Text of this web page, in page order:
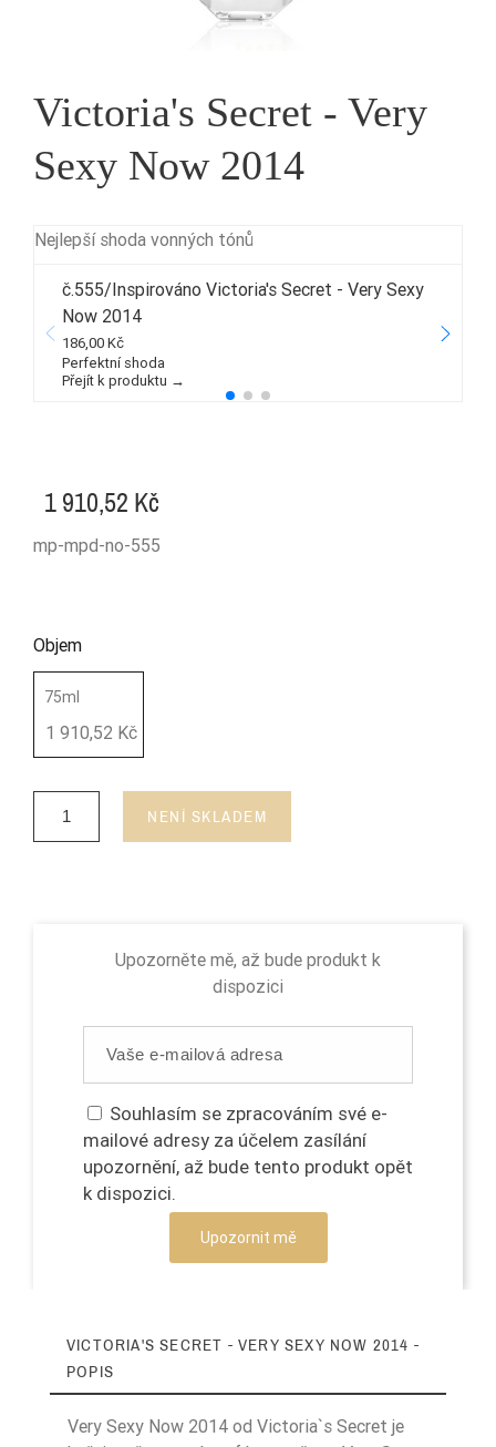
Victoria's Secret - Very
Sexy Now 2014
Nejlepší shoda vonných tónů
č.555/Inspirováno Victoria's Secret - Very Sexy
Now 2014
186,00 Kč
Perfektní shoda
Přejít k produktu →
1 910,52 Kč
mp-mpd-no-555
Objem
75ml
1 910,52 Kč
NENÍ SKLADEM
Upozorněte mě, až bude produkt k
dispozici
Souhlasím se zpracováním své e-
mailové adresy za účelem zasílání
upozornění, až bude tento produkt opět
k dispozici.
Upozornit mě
VICTORIA'S SECRET - VERY SEXY NOW 2014 -
POPIS
Very Sexy Now 2014 od Victoria`s Secret je